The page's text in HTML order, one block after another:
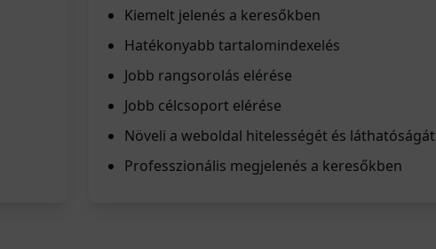
Kiemelt jelenés a keresőkben
Hatékonyabb tartalomindexelés
Jobb rangsorolás elérése
Jobb célcsoport elérése
Növeli a weboldal hitelességét és láthatóságát
Professzionális megjelenés a keresőkben